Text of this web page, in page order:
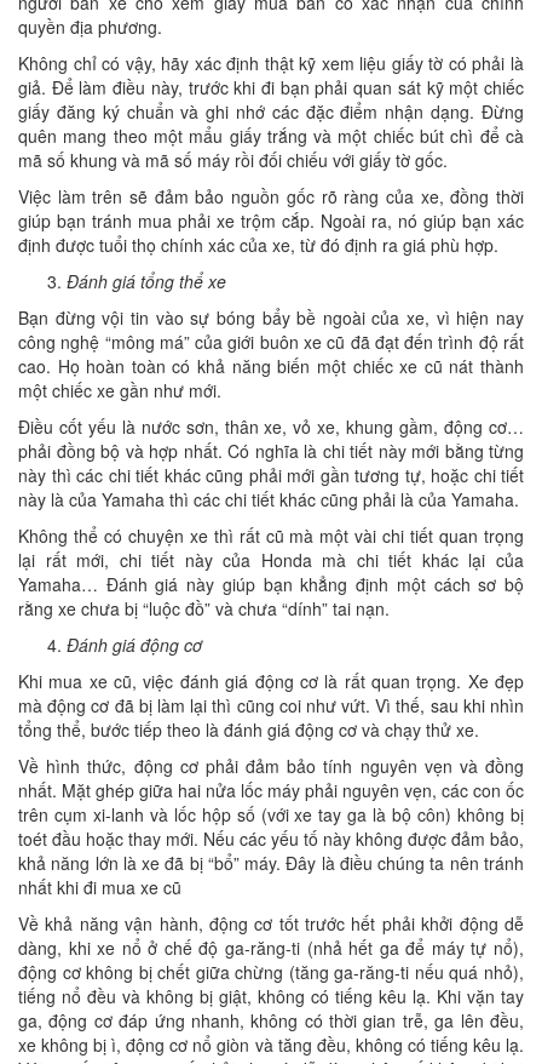
quyền địa phương.
Không chỉ có vậy, hãy xác định thật kỹ xem liệu giấy tờ có phải là
giả. Để làm điều này, trước khi đi bạn phải quan sát kỹ một chiếc
giấy đăng ký chuẩn và ghi nhớ các đặc điểm nhận dạng. Đừng
quên mang theo một mẩu giấy trắng và một chiếc bút chì để cà
mã số khung và mã số máy rồi đối chiếu với giấy tờ gốc.
Việc làm trên sẽ đảm bảo nguồn gốc rõ ràng của xe, đồng thời
giúp bạn tránh mua phải xe trộm cắp. Ngoài ra, nó giúp bạn xác
định được tuổi thọ chính xác của xe, từ đó định ra giá phù hợp.
Đánh giá tổng thể xe
Bạn đừng vội tin vào sự bóng bẩy bề ngoài của xe, vì hiện nay
công nghệ “mông má” của giới buôn xe cũ đã đạt đến trình độ rất
cao. Họ hoàn toàn có khả năng biến một chiếc xe cũ nát thành
một chiếc xe gần như mới.
Điều cốt yếu là nước sơn, thân xe, vỏ xe, khung gầm, động cơ…
phải đồng bộ và hợp nhất. Có nghĩa là chi tiết này mới bằng từng
này thì các chi tiết khác cũng phải mới gần tương tự, hoặc chi tiết
này là của Yamaha thì các chi tiết khác cũng phải là của Yamaha.
Không thể có chuyện xe thì rất cũ mà một vài chi tiết quan trọng
lại rất mới, chi tiết này của Honda mà chi tiết khác lại của
Yamaha… Đánh giá này giúp bạn khẳng định một cách sơ bộ
rằng xe chưa bị “luộc đồ” và chưa “dính” tai nạn.
Đánh giá động cơ
Khi mua xe cũ, việc đánh giá động cơ là rất quan trọng. Xe đẹp
mà động cơ đã bị làm lại thì cũng coi như vứt. Vì thế, sau khi nhìn
tổng thể, bước tiếp theo là đánh giá động cơ và chạy thử xe.
Về hình thức, động cơ phải đảm bảo tính nguyên vẹn và đồng
nhất. Mặt ghép giữa hai nửa lốc máy phải nguyên vẹn, các con ốc
trên cụm xi-lanh và lốc hộp số (với xe tay ga là bộ côn) không bị
toét đầu hoặc thay mới. Nếu các yếu tố này không được đảm bảo,
khả năng lớn là xe đã bị “bổ” máy. Đây là điều chúng ta nên tránh
nhất khi đi mua xe cũ
Về khả năng vận hành, động cơ tốt trước hết phải khởi động dễ
dàng, khi xe nổ ở chế độ ga-răng-ti (nhả hết ga để máy tự nổ),
động cơ không bị chết giữa chừng (tăng ga-răng-ti nếu quá nhỏ),
tiếng nổ đều và không bị giật, không có tiếng kêu lạ. Khi vặn tay
ga, động cơ đáp ứng nhanh, không có thời gian trễ, ga lên đều,
xe không bị ì, động cơ nổ giòn và tăng đều, không có tiếng kêu lạ.